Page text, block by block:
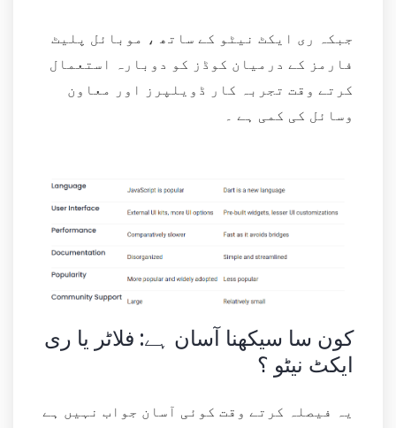
جبکہ ری ایکٹ نیٹو کے ساتھ ، موبائل پلیٹ
فارمز کے درمیان کوڈز کو دوبارہ استعمال
کرتے وقت تجربہ کار ڈویلپرز اور معاون
وسائل کی کمی ہے ۔
کون سا سیکھنا آسان ہے: فلاٹر یا ری
ایکٹ نیٹو ؟
یہ فیصلہ کرتے وقت کوئی آسان جواب نہیں ہے